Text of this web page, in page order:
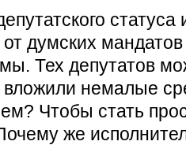
думских
Тех депутатов
немалые
Чтобы стать
же